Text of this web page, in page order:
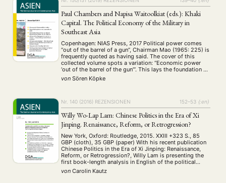
Paul Chambers and Napisa Waitoolkiat (eds.): Khaki
Capital. The Political Economy of the Military in
Southeast Asia
Copenhagen: NIAS Press, 2017 Political power comes
“out of the barrel of a gun”, Chairman Mao (1965: 225) is
frequently quoted as having said. The cover of this
collected volume spots a variation: “Economic power
‘out of the barrel of the gun’”. This lays the foundation of
what the work is about, namely the economic …
von Sören Köpke
Nr. 140 (2016) REZENSIONEN 152–53 {:en}
Willy Wo-Lap Lam: Chinese Politics in the Era of Xi
Jinping. Renaissance, Reform, or Retrogression?
New York, Oxford: Routledge, 2015. XXIII +323 S., 85
GBP (cloth), 35 GBP (paper) With his recent publication
Chinese Politics in the Era of Xi Jinping: Renaissance,
Reform, or Retrogression?, Willy Lam is presenting the
first book-length analysis in English of the political
career of Xi Jinping, his rise to power and his ideological
beliefs. …
von Carolin Kautz